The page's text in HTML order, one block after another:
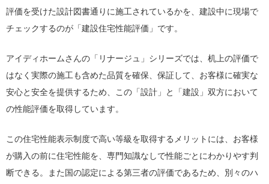
評価を受けた設計図書通りに施工されているかを、建設中に現場で
チェックするのが「建設住宅性能評価」です。
アイディホームさんの「リナージュ」シリーズでは、机上の評価で
はなく実際の施工も含めた品質を確保、保証して、お客様に確実な
安心と安全を提供するため、この「設計」と「建設」双方において
の性能評価を取得しています。
この住宅性能表示制度で高い等級を取得するメリットには、お客様
が購入の前に住宅性能を、専門知識なしで性能ごとにわかりやす判
断できる。また国の認定による第三者の評価であるため、別々のハ